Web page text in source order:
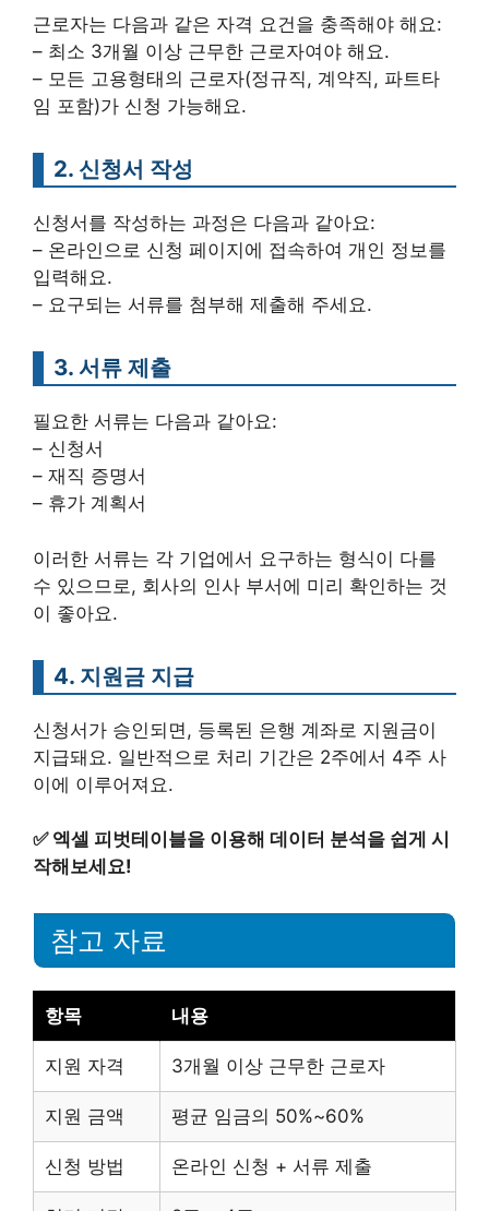
근로자는 다음과 같은 자격 요건을 충족해야 해요:
– 최소 3개월 이상 근무한 근로자여야 해요.
– 모든 고용형태의 근로자(정규직, 계약직, 파트타
임 포함)가 신청 가능해요.
2. 신청서 작성
신청서를 작성하는 과정은 다음과 같아요:
– 온라인으로 신청 페이지에 접속하여 개인 정보를
입력해요.
– 요구되는 서류를 첨부해 제출해 주세요.
3. 서류 제출
필요한 서류는 다음과 같아요:
– 신청서
– 재직 증명서
– 휴가 계획서
이러한 서류는 각 기업에서 요구하는 형식이 다를
수 있으므로, 회사의 인사 부서에 미리 확인하는 것
이 좋아요.
4. 지원금 지급
신청서가 승인되면, 등록된 은행 계좌로 지원금이
지급돼요. 일반적으로 처리 기간은 2주에서 4주 사
이에 이루어져요.
✅ 엑셀 피벗테이블을 이용해 데이터 분석을 쉽게 시
작해보세요!
참고 자료
항목 내용
지원 자격 3개월 이상 근무한 근로자
지원 금액 평균 임금의 50%~60%
신청 방법 온라인 신청 + 서류 제출